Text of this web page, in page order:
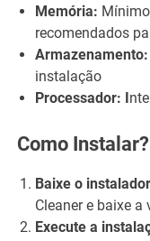
Memória:
recomendados
Armazenamento:
instalação
Processador: I
Como Instalar?
Baixe o
Cleaner e baixe a
Execute a